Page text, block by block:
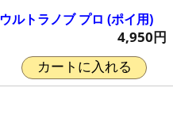
ウルトラノブ プロ (ポイ用)
4,950円
カートに入れる